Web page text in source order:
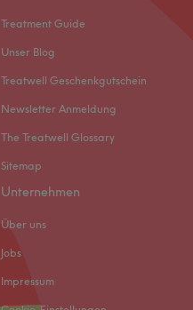
Treatment Guide
Unser Blog
Treatwell Geschenkgutschein
Newsletter Anmeldung
The Treatwell Glossary
Sitemap
Unternehmen
Über uns
Jobs
Impressum